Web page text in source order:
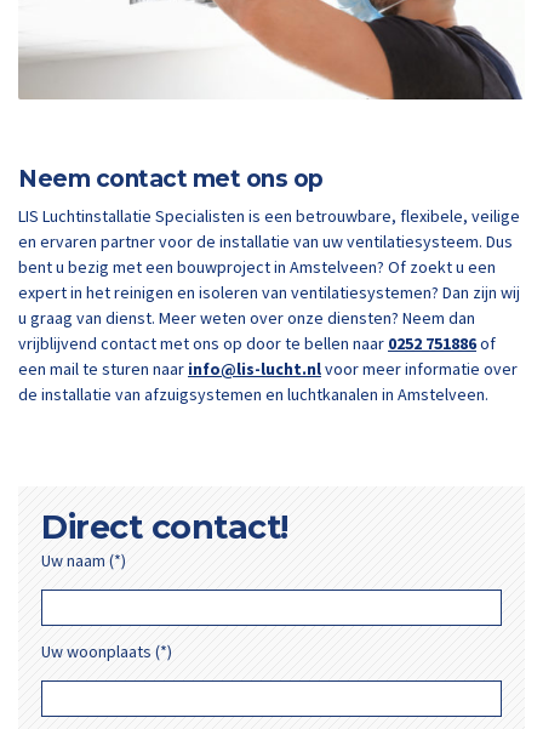
Neem contact met ons op
LIS Luchtinstallatie Specialisten is een betrouwbare, flexibele, veilige
en ervaren partner voor de installatie van uw ventilatiesysteem. Dus
bent u bezig met een bouwproject in Amstelveen? Of zoekt u een
expert in het reinigen en isoleren van ventilatiesystemen? Dan zijn wij
u graag van dienst. Meer weten over onze diensten? Neem dan
vrijblijvend contact met ons op door te bellen naar 0252 751886of
een mail te sturen naar info@lis-lucht.nlvoor meer informatie over
de installatie van afzuigsystemen en luchtkanalen in Amstelveen.
Direct contact!
Uw naam (*)
Uw woonplaats (*)